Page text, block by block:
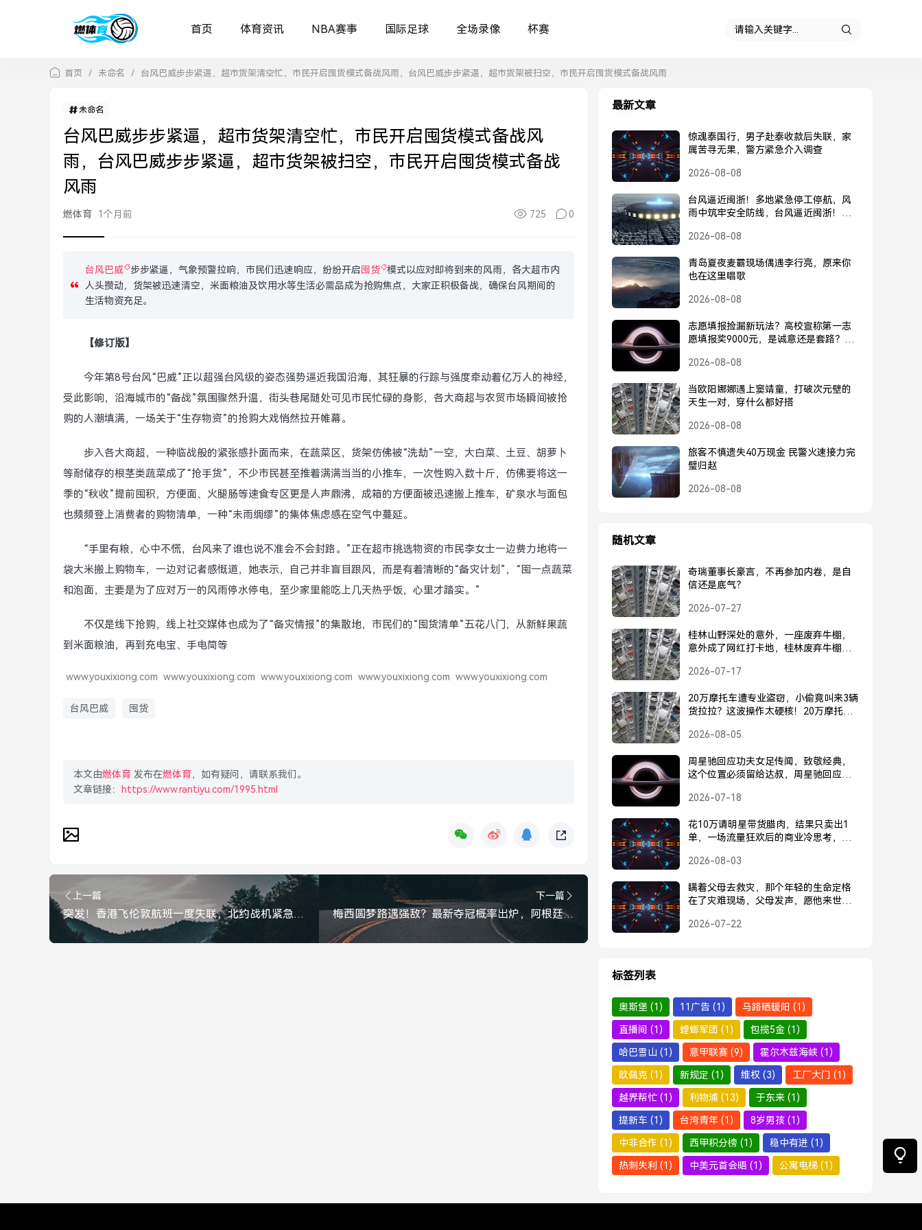
首页 体育资讯 NBA赛事 国际足球 全场录像 杯赛
首页 / 未命名 / 台风巴威步步紧逼，超市货架清空忙，市民开启囤货模式备战风雨，台风巴威步步紧逼，超市货架被扫空，市民开启囤货模式备战风雨
未命名
台风巴威步步紧逼，超市货架清空忙，市民开启囤货模式备战风
雨，台风巴威步步紧逼，超市货架被扫空，市民开启囤货模式备战
风雨
燃体育 1个月前 725 0
台风巴威 步步紧逼，气象预警拉响，市民们迅速响应，纷纷开启囤货
模式以应对即将到来的风雨，各大超市内
人头攒动，货架被迅速清空，米面粮油及饮用水等生活必需品成为抢购焦点，大家正积极备战，确保台风期间的
生活物资充足。
【修订版】
今年第8号台风“巴威”正以超强台风级的姿态强势逼近我国沿海，其狂暴的行踪与强度牵动着亿万人的神经，
受此影响，沿海城市的“备战”氛围骤然升温，街头巷尾随处可见市民忙碌的身影，各大商超与农贸市场瞬间被抢
购的人潮填满，一场关于“生存物资”的抢购大戏悄然拉开帷幕。
步入各大商超，一种临战般的紧张感扑面而来，在蔬菜区，货架仿佛被“洗劫”一空，大白菜、土豆、胡萝卜
等耐储存的根茎类蔬菜成了“抢手货”，不少市民甚至推着满满当当的小推车，一次性购入数十斤，仿佛要将这一
季的“秋收”提前囤积，方便面、火腿肠等速食专区更是人声鼎沸，成箱的方便面被迅速搬上推车，矿泉水与面包
也频频登上消费者的购物清单，一种“未雨绸缪”的集体焦虑感在空气中蔓延。
“手里有粮，心中不慌，台风来了谁也说不准会不会封路。”正在超市挑选物资的市民李女士一边费力地将一
袋大米搬上购物车，一边对记者感慨道，她表示，自己并非盲目跟风，而是有着清晰的“备灾计划”，“囤一点蔬菜
和泡面，主要是为了应对万一的风雨停水停电，至少家里能吃上几天热乎饭，心里才踏实。”
不仅是线下抢购，线上社交媒体也成为了“备灾情报”的集散地，市民们的“囤货清单”五花八门，从新鲜果蔬
到米面粮油，再到充电宝、手电筒等
www.youxixiong.com www.youxixiong.com www.youxixiong.com www.youxixiong.com www.youxixiong.com
台风巴威 囤货
本文由燃体育 发布在燃体育，如有疑问，请联系我们。
文章链接：
https://www.rantiyu.com/1995.html
上一篇
突发！香港飞伦敦航班一度失联，北约战机紧急升空，突发！香港飞伦敦航班一度失联，北约战机紧急升空
下一篇
梅西圆梦路遇强敌？最新夺冠概率出炉，阿根廷跌至第三，仍是最强争冠热门之一，阿根廷夺冠概率跌至第三，梅西仍是最强争冠热门
最新文章
惊魂泰国行，男子赴泰收款后失联，家
属苦寻无果，警方紧急介入调查
2026-08-08
台风逼近闽浙！多地紧急停工停航，风
雨中筑牢安全防线，台风逼近闽浙！多
2026-08-08
青岛夏夜麦霸现场偶遇李行亮，原来你
也在这里唱歌
2026-08-08
志愿填报捡漏新玩法？高校宣称第一志
愿填报奖9000元，是诚意还是套路？高
套路？
2026-08-08
当欧阳娜娜遇上窦靖童，打破次元壁的
天生一对，穿什么都好搭
2026-08-08
旅客不慎遗失40万现金 民警火速接力完
璧归赵
2026-08-08
随机文章
奇瑞董事长豪言，不再参加内卷，是自
信还是底气？
2026-07-27
桂林山野深处的意外，一座废弃牛棚，
意外成了网红打卡地，桂林废弃牛棚意
2026-07-17
20万摩托车遭专业盗窃，小偷竟叫来3辆
货拉拉？这波操作太硬核！20万摩托车
太硬核！
2026-08-05
周星驰回应功夫女足传闻，致敬经典，
这个位置必须留给达叔，周星驰回应功
留给达叔
2026-07-18
花10万请明星带货腊肉，结果只卖出1
单，一场流量狂欢后的商业冷思考，花
后的商业冷思考
2026-08-03
瞒着父母去救灾，那个年轻的生命定格
在了灾难现场，父母发声，愿他来世不
声，愿他来世不再受苦
2026-07-22
标签列表
奥斯堡 (1) 11广告 (1) 马路晒暖阳 (1)
直播间 (1) 螳螂军团 (1) 包揽5金 (1)
哈巴雪山 (1) 意甲联赛 (9) 霍尔木兹海峡 (1)
欧佩克 (1) 新规定 (1) 维权 (3) 工厂大门 (1)
越界帮忙 (1) 利物浦 (13) 于东来 (1)
提新车 (1) 台湾青年 (1) 8岁男孩 (1)
中非合作 (1) 西甲积分榜 (1) 稳中有进 (1)
热刺失利 (1) 中美元首会晤 (1) 公寓电梯 (1)